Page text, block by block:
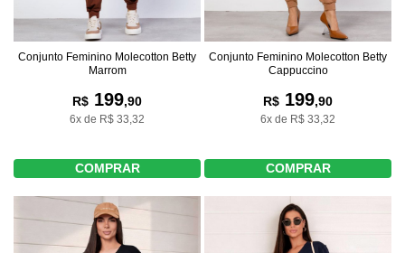
Conjunto Feminino Molecotton Betty
Marrom
R$ 199,90
6x de R$ 33,32
COMPRAR
Conjunto Feminino Molecotton Betty
Cappuccino
R$ 199,90
6x de R$ 33,32
COMPRAR